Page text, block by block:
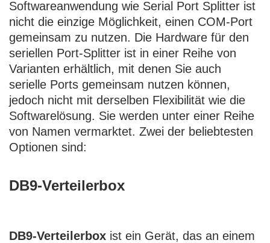
Softwareanwendung wie Serial Port Splitter ist
nicht die einzige Möglichkeit, einen COM-Port
gemeinsam zu nutzen. Die Hardware für den
seriellen Port-Splitter ist in einer Reihe von
Varianten erhältlich, mit denen Sie auch
serielle Ports gemeinsam nutzen können,
jedoch nicht mit derselben Flexibilität wie die
Softwarelösung. Sie werden unter einer Reihe
von Namen vermarktet. Zwei der beliebtesten
Optionen sind:
DB9-Verteilerbox
DB9-Verteilerbox ist ein Gerät, das an einem